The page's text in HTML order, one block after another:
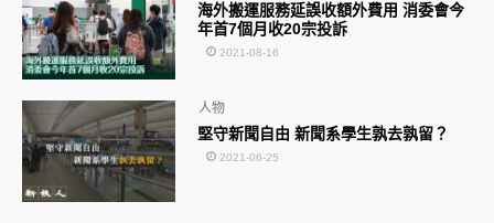
海外搬運服務延誤收額外費用 消委會今
年首7個月收20宗投訴
2021-08-16
堅守新聞自由 新聞系學生孰去孰留？
人物
2021-06-25